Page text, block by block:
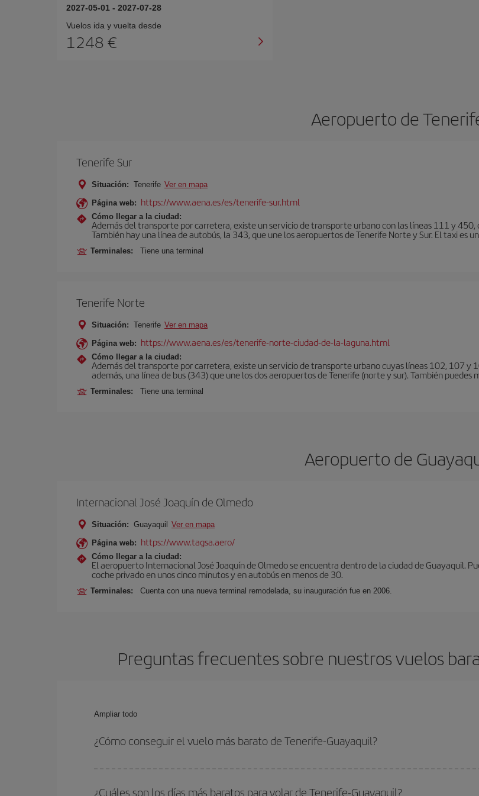
2027-05-01 - 2027-07-28
Vuelos ida y vuelta desde
1248 €
Aeropuerto de
Tenerife Sur
Situación: Tenerife Ver en mapa
Página web: https://www.aena.es/es/tenerife-sur.html
Cómo llegar a la ciudad:
Además del transporte por carretera, existe un servicio de transporte urbano con las líneas 111 y
También hay una línea de autobús, la 343, que une los aeropuertos de Tenerife Norte y Sur. El taxi es
Terminales: Tiene una terminal
Tenerife Norte
Situación: Tenerife Ver en mapa
Página web: https://www.aena.es/es/tenerife-norte-ciudad-de-la-laguna.html
Cómo llegar a la ciudad:
Además del transporte por carretera, existe un servicio de transporte urbano cuyas líneas 102, 107 y
además, una línea de bus (343) que une los dos aeropuertos de Tenerife (norte y sur). También puedes
Terminales: Tiene una terminal
Aeropuerto de
Internacional José Joaquín de Olmedo
Situación: Guayaquil Ver en mapa
Página web: https://www.tagsa.aero/
Cómo llegar a la ciudad:
El aeropuerto Internacional José Joaquín de Olmedo se encuentra dentro de la ciudad de Guayaquil.
coche privado en unos cinco minutos y en autobús en menos de 30.
Terminales: Cuenta con una nueva terminal remodelada, su inauguración fue en 2006.
Preguntas frecuentes sobre nuestros vuelos
Ampliar todo
¿Cómo conseguir el vuelo más barato de Tenerife-Guayaquil?
las fechas y horarios de ida y vuelta.
¿Cuáles son los días más baratos para volar de Tenerife-Guayaquil?